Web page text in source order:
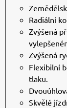
Radiální
Zvýšená
Zvýšená
Flexibilní
tlaku.
Skvělé